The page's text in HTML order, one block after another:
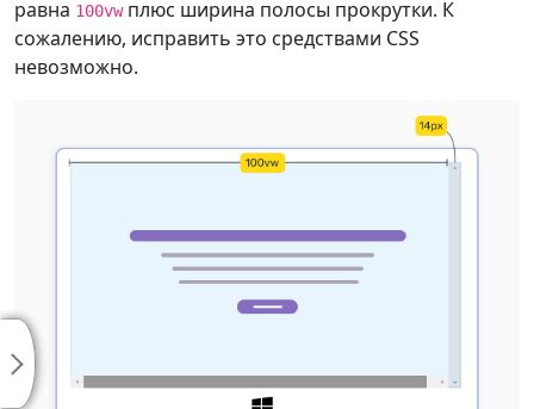
равна 100vwплюс ширина полосы прокрутки. К
сожалению, исправить это средствами CSS
невозможно.